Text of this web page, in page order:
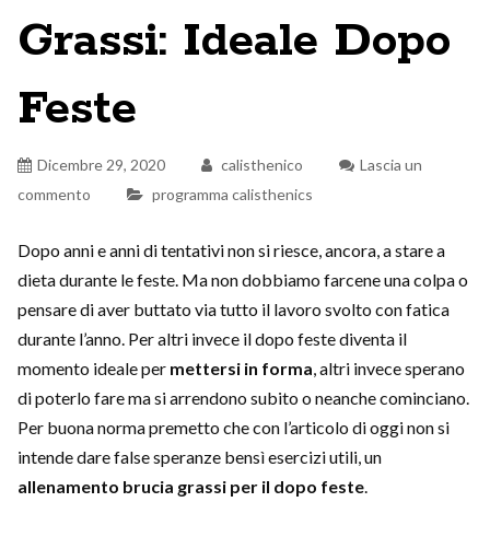
Grassi: Ideale Dopo
Feste
Dicembre 29, 2020 calisthenico
Lascia un
commento
programma calisthenics
Dopo anni e anni di tentativi non si riesce, ancora, a stare a
dieta durante le feste. Ma non dobbiamo farcene una colpa o
pensare di aver buttato via tutto il lavoro svolto con fatica
durante l’anno. Per altri invece il dopo feste diventa il
momento ideale per mettersi in forma, altri invece sperano
di poterlo fare ma si arrendono subito o neanche cominciano.
Per buona norma premetto che con l’articolo di oggi non si
intende dare false speranze bensì esercizi utili, un
allenamento brucia grassi per il dopo feste.